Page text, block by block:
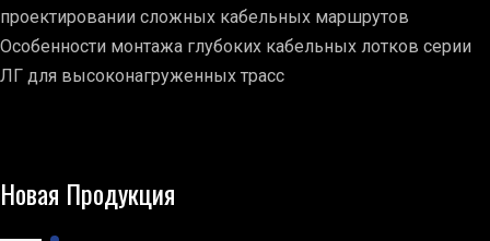
проектировании сложных кабельных маршрутов
Особенности монтажа глубоких кабельных лотков серии
ЛГ для высоконагруженных трасс
Новая Продукция